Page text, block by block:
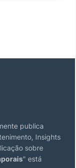
publica
Insights
sobre
" está